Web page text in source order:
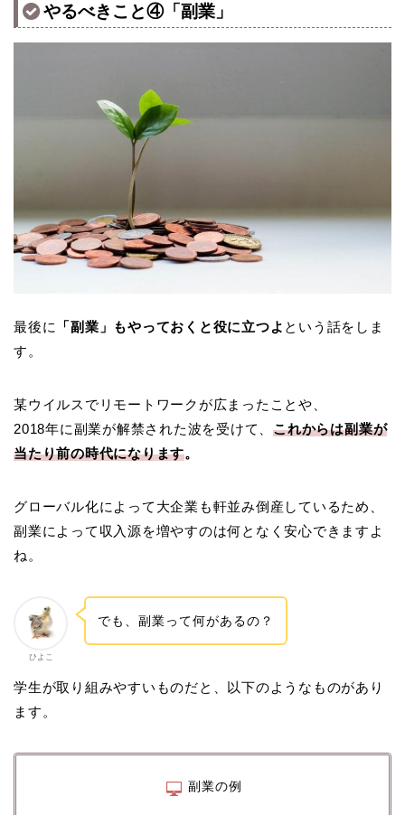
やるべきこと④「副業」
最後に 「副業」もやっておくと役に立つよ という話をしま
す。
某ウイルスでリモートワークが広まったことや、
2018年に副業が解禁された波を受けて、これからは副業が
当たり前の時代になります。
グローバル化によって大企業も軒並み倒産しているため、
副業によって収入源を増やすのは何となく安心できますよ
ね。
ひよこ
でも、副業って何があるの？
学生が取り組みやすいものだと、以下のようなものがあり
ます。
副業の例